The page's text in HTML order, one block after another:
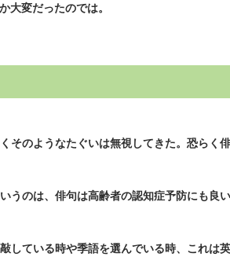
大変だったのでは。
のようなたぐいは無視してきた。恐らく
のは、俳句は高齢者の認知症予防にも良
ている時や季語を選んでいる時、これは